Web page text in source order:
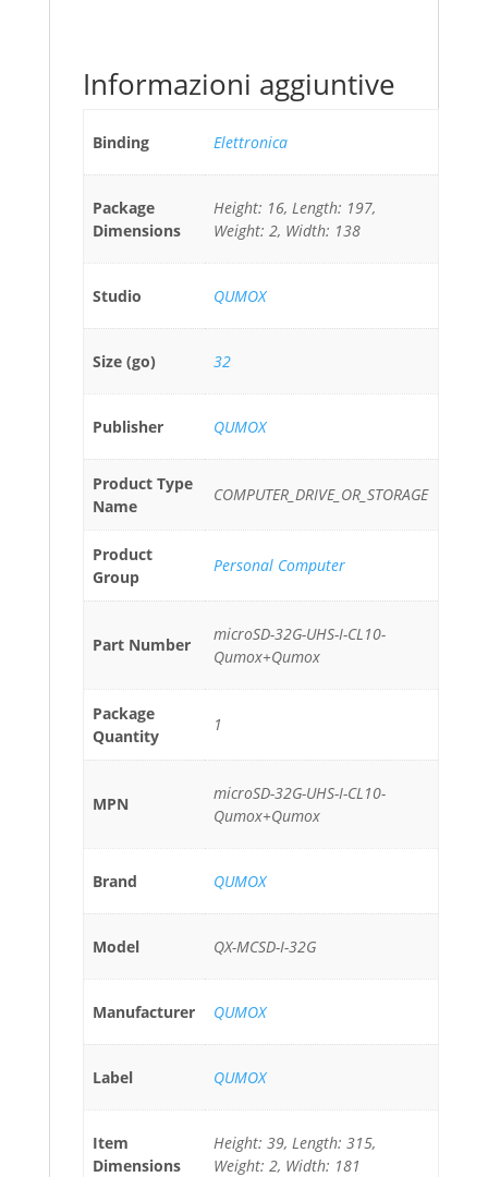
Informazioni aggiuntive
Binding Elettronica
Package
Dimensions
Height: 16, Length: 197,
Weight: 2, Width: 138
Studio QUMOX
Size (go) 32
Publisher QUMOX
Product Type
Name
COMPUTER_DRIVE_OR_STORAGE
Product
Group
Personal Computer
Part Number
microSD-32G-UHS-I-CL10-
Qumox+Qumox
Package
Quantity
1
MPN
microSD-32G-UHS-I-CL10-
Qumox+Qumox
Brand QUMOX
Model QX-MCSD-I-32G
Manufacturer QUMOX
Label QUMOX
Item
Dimensions
Height: 39, Length: 315,
Weight: 2, Width: 181